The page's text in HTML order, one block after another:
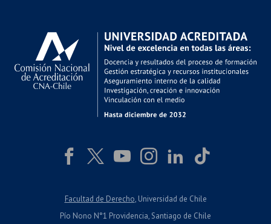
Facultad de Derecho, Universidad de Chile
Pío Nono N°1 Providencia, Santiago de Chile